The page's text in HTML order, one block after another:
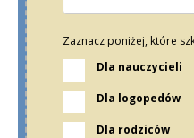
Zaznacz poniżej, które
Dla nauczycieli
Dla logopedów
Dla rodziców